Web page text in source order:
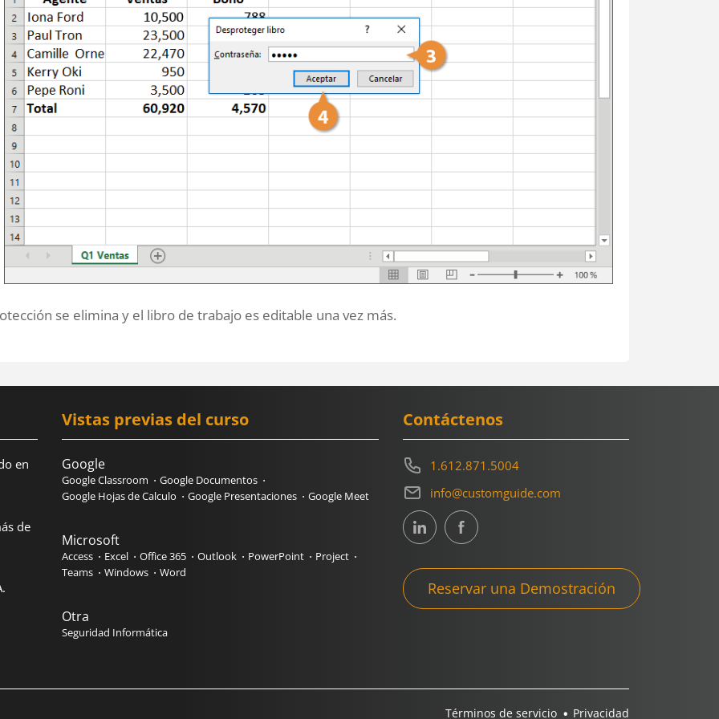
se elimina y el libro de trabajo es editable una vez más.
en
de
Vistas previas del curso
Google
Google Classroom
Google Documentos
Google Hojas de Calculo
Google Presentaciones Google Meet
Microsoft
Access Excel Office 365 Outlook PowerPoint
Project
Teams
Windows Word
Otra
Seguridad Informática
Contáctenos
1.612.871.5004
info@customguide.com
Reservar una Demostración
Términos de servicio Privacidad